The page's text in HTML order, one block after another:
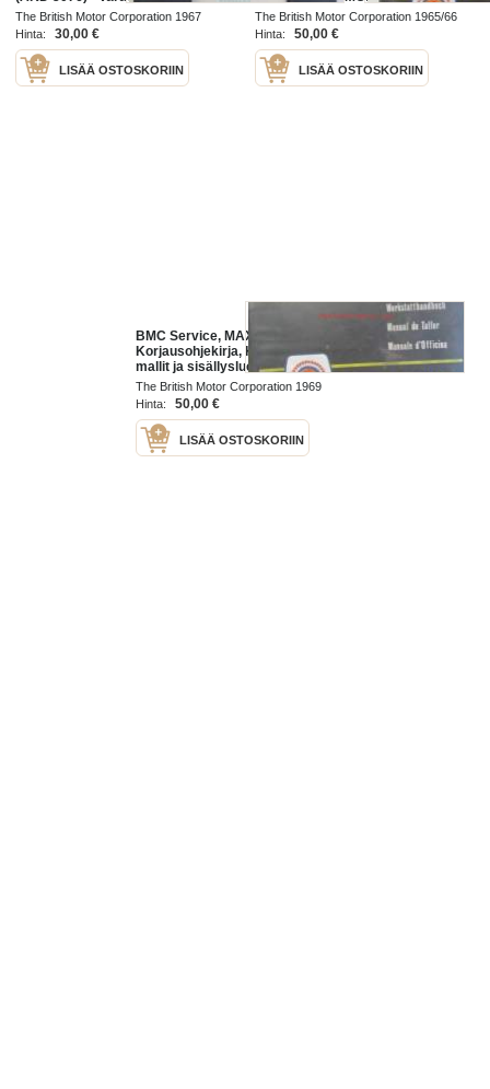
Katso tarkemmat mallit ja
sisällysluettelo kuvista
The British Motor Corporation 1967
Hinta:
30,00 €
LISÄÄ OSTOSKORIIN
malleihin - Korjausohjekirja, Katso
tarkemmat mallit ja sisällysluettelo
The British Motor Corporation 1965/66
Hinta:
50,00 €
LISÄÄ OSTOSKORIIN
BMC Service, MAXI -
Korjausohjekirja, Katso tarkemmat
mallit ja sisällysluettelo kuvista
The British Motor Corporation 1969
Hinta:
50,00 €
LISÄÄ OSTOSKORIIN